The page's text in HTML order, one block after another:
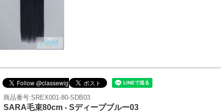
商品番号:SREX001-80-SDB03
SARA毛束80cm - Sディープブルー03